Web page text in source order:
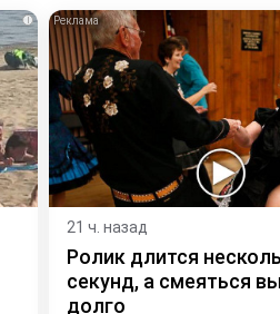
i
21 ч. назад
Ролик длится
секунд, а смеяться
долго